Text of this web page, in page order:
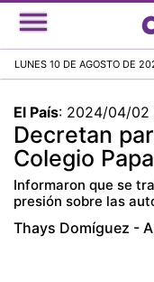
LUNES 10 DE AGOSTO DE
El País: 2024/04/02
Decretan
Colegio
Informaron que se
presión sobre las
Thays Domíguez -